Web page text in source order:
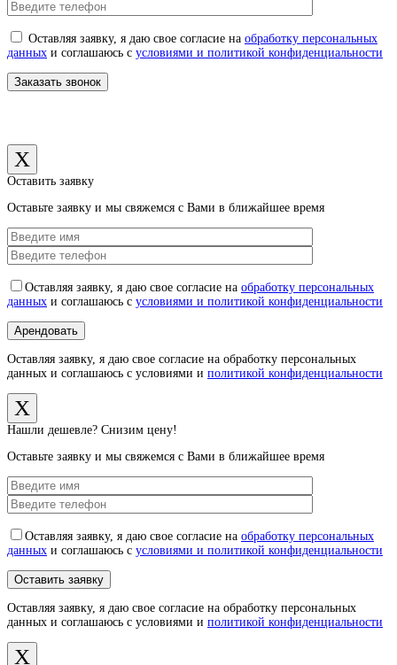
Оставляя заявку, я даю свое согласие на обработку персональных
данных и соглашаюсь с условиями и политикой конфиденциальности
X
Оставить заявку
Оставьте заявку и мы свяжемся с Вами в ближайшее время
Оставляя заявку, я даю свое согласие на обработку персональных
данных и соглашаюсь с условиями и политикой конфиденциальности
Оставляя заявку, я даю свое согласие на обработку персональных
данных и соглашаюсь с условиями и политикой конфиденциальности
X
Нашли дешевле? Снизим цену!
Оставьте заявку и мы свяжемся с Вами в ближайшее время
Оставляя заявку, я даю свое согласие на обработку персональных
данных и соглашаюсь с условиями и политикой конфиденциальности
Оставляя заявку, я даю свое согласие на обработку персональных
данных и соглашаюсь с условиями и политикой конфиденциальности
X